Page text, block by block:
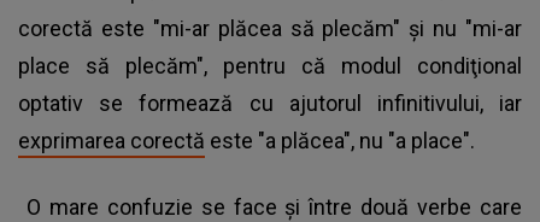
corectă este "mi-ar plăcea să plecăm" şi nu "mi-ar
place să plecăm", pentru că modul condiţional
optativ se formează cu ajutorul infinitivului, iar
exprimarea corectă este "a plăcea", nu "a place".
O mare confuzie se face şi între două verbe care